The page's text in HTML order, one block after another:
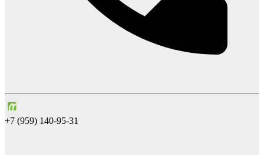
+7 (959) 140-95-31